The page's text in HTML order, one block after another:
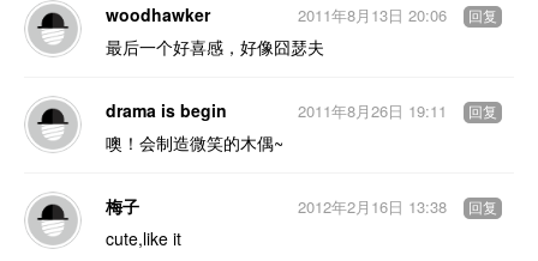
woodhawker
最后一个好喜感，好像囧瑟夫
2011年8月13日 20:06 回复
drama is begin
噢！会制造微笑的木偶~
2011年8月26日 19:11 回复
梅子
cute,like it
2012年2月16日 13:38 回复